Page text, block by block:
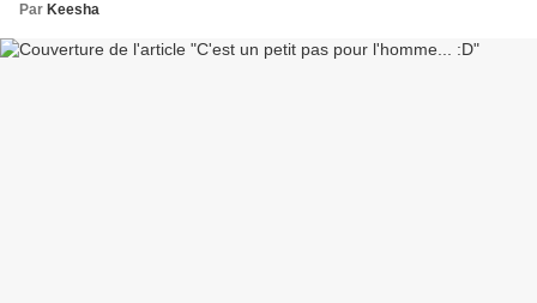
Par Keesha